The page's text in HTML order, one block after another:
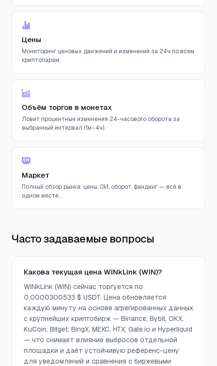
Цены
Мониторинг ценовых движений и изменений за 24ч по всем
криптопарам.
Объём торгов в монетах
Ловит процентные изменения 24-часового оборота за
выбранный интервал (1м–4ч).
Маркет
Полный обзор рынка: цены, ОИ, оборот, фандинг — всё в
одном месте.
Часто задаваемые вопросы
Какова текущая цена WINkLink (WIN)?
WINkLink (WIN) сейчас торгуется по
0,0000300533 $ USDT. Цена обновляется
каждую минуту на основе агрегированных данных
с крупнейших криптобирж — Binance, Bybit, OKX,
KuCoin, Bitget, BingX, MEXC, HTX, Gate.io и Hyperliquid
— что снимает влияние выбросов отдельной
площадки и даёт устойчивую референс-цену
для уведомлений и сравнения с биржевыми